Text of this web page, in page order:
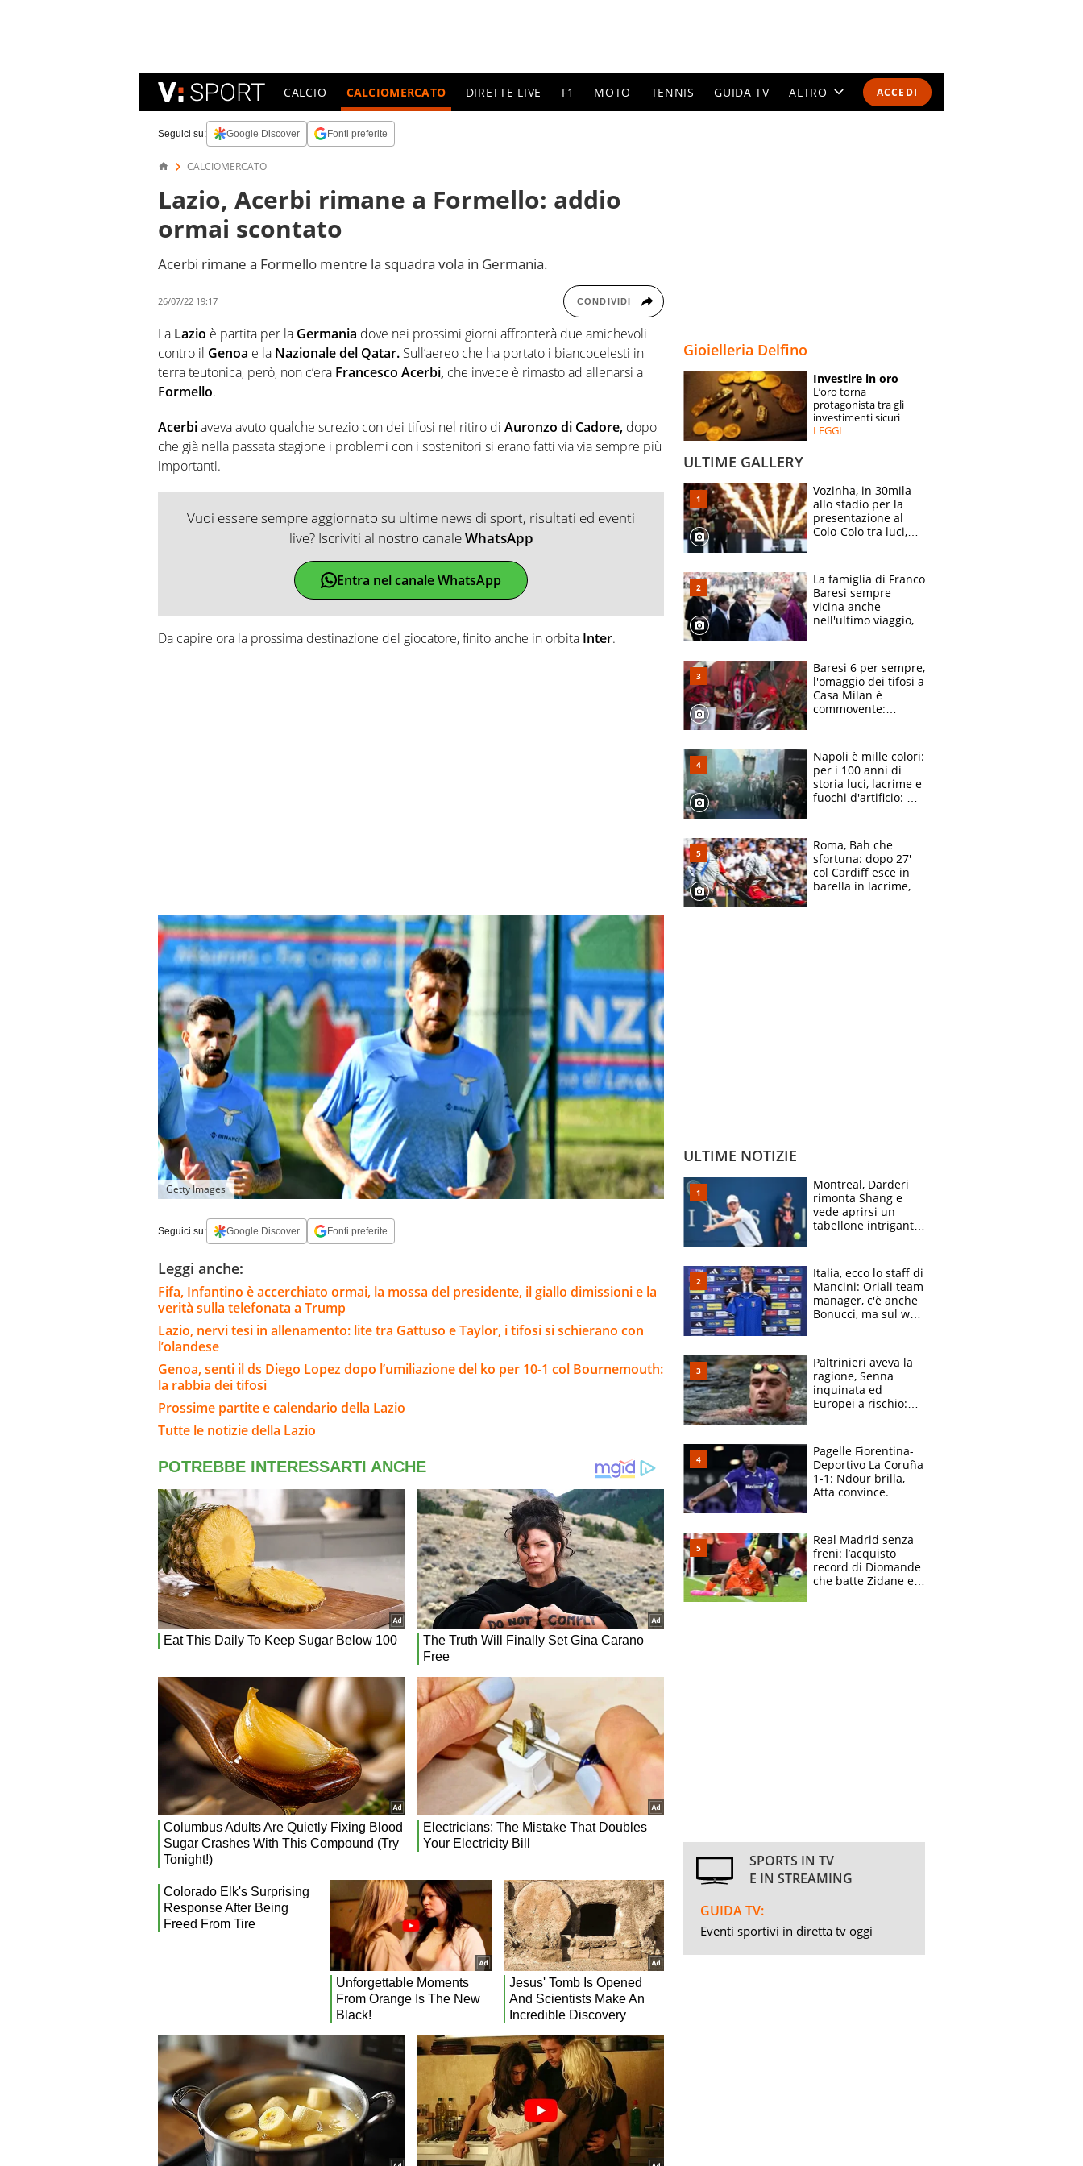
ACCEDI
CALCIO CALCIOMERCATO DIRETTE LIVE F1 MOTO TENNIS GUIDA TV ALTRO
SPECIALI
ESPERTI
Seguici su: Google Discover Fonti preferite
CALCIOMERCATO
Lazio, Acerbi rimane a Formello: addio
ormai scontato
Acerbi rimane a Formello mentre la squadra vola in Germania.
26/07/22 19:17 CONDIVIDI
La Lazio è partita per la Germania dove nei prossimi giorni affronterà due amichevoli
contro il Genoa e la Nazionale del Qatar. Sull’aereo che ha portato i biancocelesti in
terra teutonica, però, non c’era Francesco Acerbi, che invece è rimasto ad allenarsi a
Formello.
Acerbiaveva avuto qualche screzio con dei tifosi nel ritiro di Auronzo di Cadore, dopo
che già nella passata stagione i problemi con i sostenitori si erano fatti via via sempre più
importanti.
Vuoi essere sempre aggiornato su ultime news di sport, risultati ed eventi
live? Iscriviti al nostro canaleWhatsApp
Entra nel canale WhatsApp
Da capire ora la prossima destinazione del giocatore, finito anche in orbita Inter.
Getty Images
Seguici su: Google Discover Fonti preferite
Leggi anche:
Fifa, Infantino è accerchiato ormai, la mossa del presidente, il giallo dimissioni e la
verità sulla telefonata a Trump
Lazio, nervi tesi in allenamento: lite tra Gattuso e Taylor, i tifosi si schierano con
l’olandese
Genoa, senti il ds Diego Lopez dopo l’umiliazione del ko per 10-1 col Bournemouth:
la rabbia dei tifosi
Prossime partite e calendario della Lazio
Tutte le notizie della Lazio
Gioielleria Delfino
Investire in oro
L’oro torna
protagonista tra gli
investimenti sicuri
LEGGI
ULTIME GALLERY
Vozinha, in 30mila
allo stadio per la
presentazione al
Colo-Colo tra luci,
La famiglia di Franco
Baresi sempre
vicina anche
nell'ultimo viaggio,
circondati
dall'affetto dei tifosi
Baresi 6 per sempre,
l'omaggio dei tifosi a
Casa Milan è
commovente:
bigliettini
Napoli è mille colori:
per i 100 anni di
storia luci, lacrime e
fuochi d'artificio: De
Roma, Bah che
sfortuna: dopo 27'
col Cardiff esce in
barella in lacrime,
ULTIME NOTIZIE
Montreal, Darderi
rimonta Shang e
vede aprirsi un
tabellone intrigante:
felice del mio livello"
Italia, ecco lo staff di
Mancini: Oriali team
manager, c'è anche
Bonucci, ma sul web
Paltrinieri aveva la
ragione, Senna
inquinata ed
Europei a rischio:
adesso
Pagelle Fiorentina-
Deportivo La Coruña
1-1: Ndour brilla,
Atta convince.
Real Madrid senza
freni: l’acquisto
record di Diomande
che batte Zidane e
SPORTS IN TV
E IN STREAMING
GUIDA TV:
Eventi sportivi in diretta tv oggi